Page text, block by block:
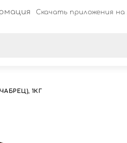
Скачать приложения на
1КГ